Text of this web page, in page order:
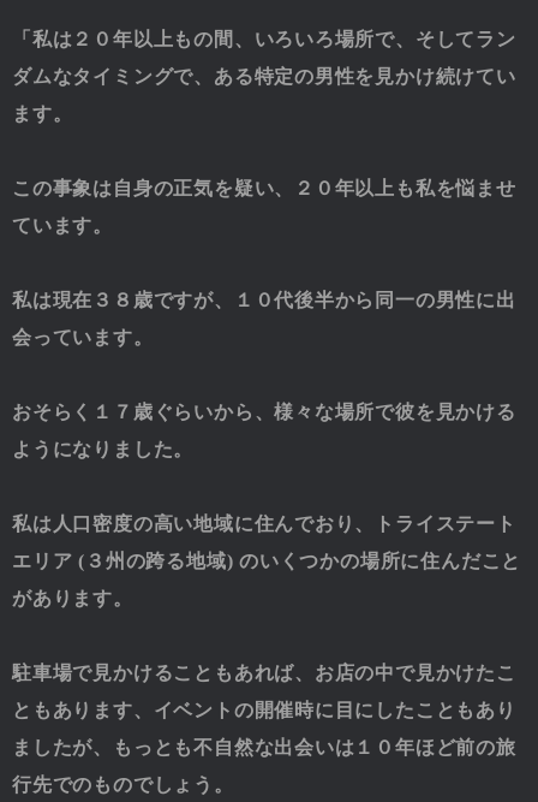
「私は２０年以上もの間、いろいろ場所で、そしてラン
ダムなタイミングで、ある特定の男性を見かけ続けてい
ます。
この事象は自身の正気を疑い、２０年以上も私を悩ませ
ています。
私は現在３８歳ですが、１０代後半から同一の男性に出
会っています。
おそらく１７歳ぐらいから、様々な場所で彼を見かける
ようになりました。
私は人口密度の高い地域に住んでおり、トライステート
エリア (３州の跨る地域) のいくつかの場所に住んだこと
があります。
駐車場で見かけることもあれば、お店の中で見かけたこ
ともあります、イベントの開催時に目にしたこともあり
ましたが、もっとも不自然な出会いは１０年ほど前の旅
行先でのものでしょう。